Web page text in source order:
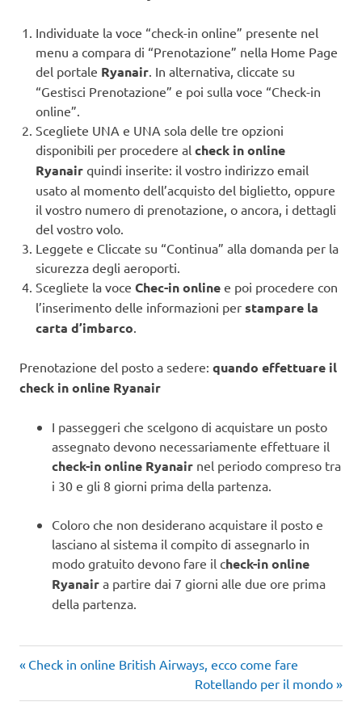
Individuate la voce “check-in online” presente nel
menu a compara di “Prenotazione” nella Home Page
del portale Ryanair. In alternativa, cliccate su
“Gestisci Prenotazione” e poi sulla voce “Check-in
online”.
Scegliete UNA e UNA sola delle tre opzioni
disponibili per procedere al check in online
Ryanair quindi inserite: il vostro indirizzo email
usato al momento dell’acquisto del biglietto, oppure
il vostro numero di prenotazione, o ancora, i dettagli
del vostro volo.
Leggete e Cliccate su “Continua” alla domanda per la
sicurezza degli aeroporti.
Scegliete la voce Chec-in online e poi procedere con
l’inserimento delle informazioni per stampare la
carta d’imbarco.
Prenotazione del posto a sedere: quando effettuare il
check in online Ryanair
I passeggeri che scelgono di acquistare un posto
assegnato devono necessariamente effettuare il
check-in online Ryanair nel periodo compreso tra
i 30 e gli 8 giorni prima della partenza.
Coloro che non desiderano acquistare il posto e
lasciano al sistema il compito di assegnarlo in
modo gratuito devono fare il check-in online
Ryanair a partire dai 7 giorni alle due ore prima
della partenza.
Navigazione
articoli
Articolo
Check in online British Airways, ecco come fare
Articolo
successivo:
Rotellando per il mondo